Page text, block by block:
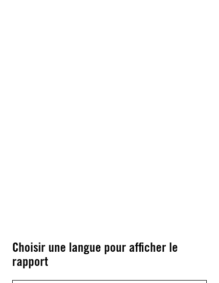
Choisir une langue pour afficher le
rapport